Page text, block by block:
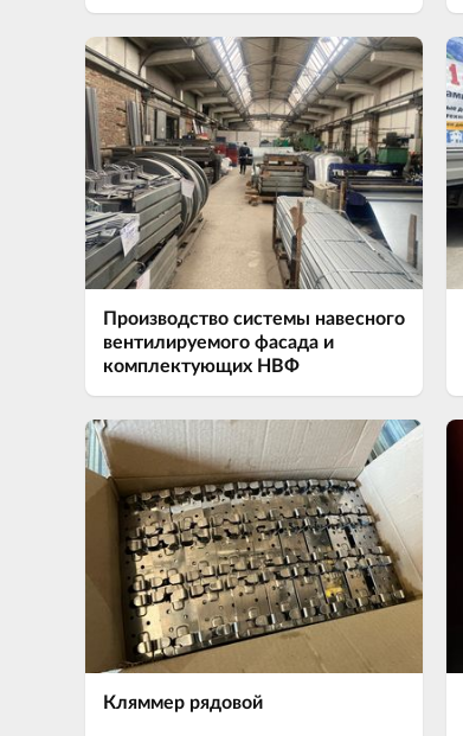
Производство системы навесного
вентилируемого фасада и
комплектующих НВФ
Кляммер рядовой